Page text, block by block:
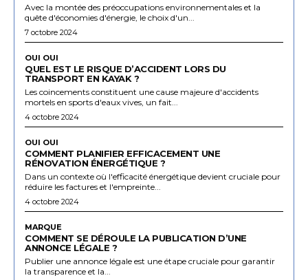
Avec la montée des préoccupations environnementales et la
quête d'économies d'énergie, le choix d'un...
7 octobre 2024
OUI OUI
QUEL EST LE RISQUE D’ACCIDENT LORS DU
TRANSPORT EN KAYAK ?
Les coincements constituent une cause majeure d'accidents
mortels en sports d'eaux vives, un fait...
4 octobre 2024
OUI OUI
COMMENT PLANIFIER EFFICACEMENT UNE
RÉNOVATION ÉNERGÉTIQUE ?
Dans un contexte où l'efficacité énergétique devient cruciale pour
réduire les factures et l'empreinte...
4 octobre 2024
MARQUE
COMMENT SE DÉROULE LA PUBLICATION D’UNE
ANNONCE LÉGALE ?
Publier une annonce légale est une étape cruciale pour garantir
la transparence et la...